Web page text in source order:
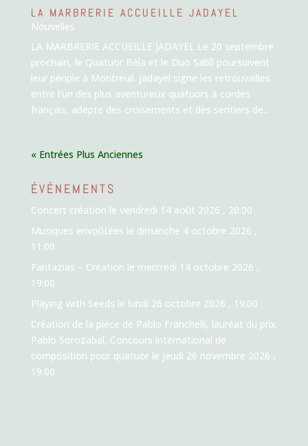
LA MARBRERIE ACCUEILLE JADAYEL
Nouvelles
LA MARBRERIE ACCUEILLE JADAYEL Le 20 septembre
prochain, le Quatuor Béla et le Duo Sabîl poursuivent
leur périple à Montreuil. Jadayel signe les retrouvailles
entre l’un des plus aventureux quatuors à cordes
français, adepte des croisements et des sentiers de...
« Entrées Plus Anciennes
ÉVÉNEMENTS
Concert création le vendredi 14 août 2026 , 20:00
Musiques envoûtées le dimanche 4 octobre 2026 ,
11:00
Fantazias – Création le mercredi 14 octobre 2026 ,
19:00
Playing with Seeds le lundi 26 octobre 2026 , 19:00
Création de la pièce de Pablo Franchelli, lauréat du prix
Pablo Sorozabal, Concours international de
composition pour quatuorle jeudi 26 novembre 2026 ,
19:00